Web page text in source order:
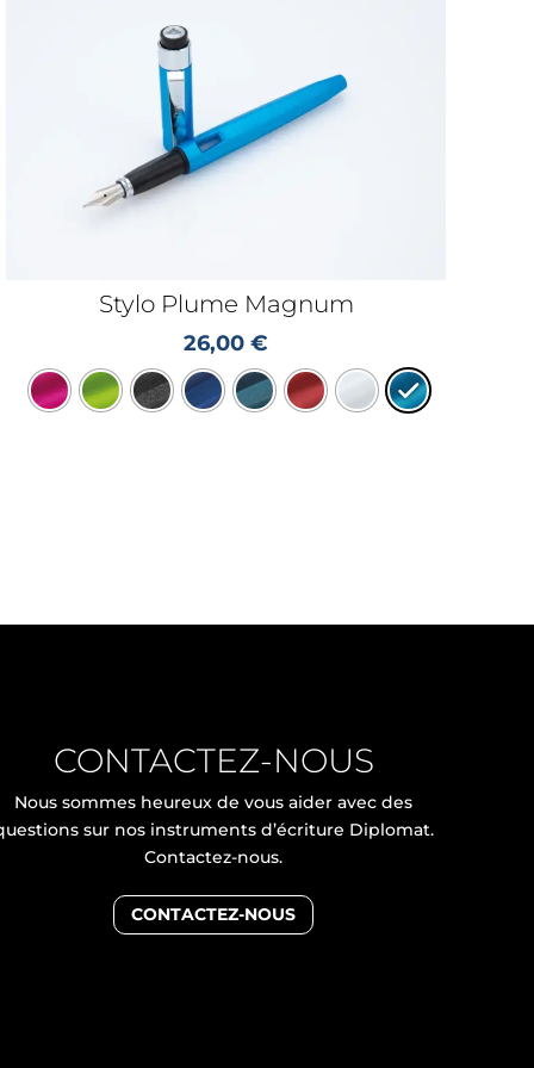
Stylo Plume Magnum
26,00€
CONTACTEZ-NOUS
Nous sommes heureux de vous aider avec des
sur nos instruments d’écriture Diplomat.
Contactez-nous.
CONTACTEZ-NOUS